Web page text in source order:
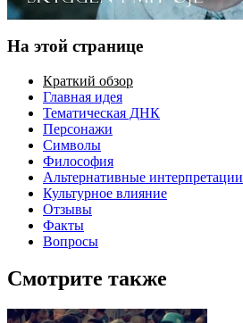
На этой странице
Краткий обзор
Главная идея
Тематическая ДНК
Персонажи
Символы
Философия
Альтернативные интерпретации
Культурное влияние
Отзывы
Факты
Вопросы
Смотрите также